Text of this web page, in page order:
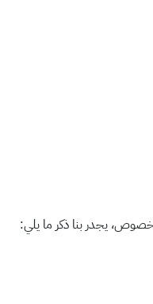
يجدر بنا ذكر ما يلي: